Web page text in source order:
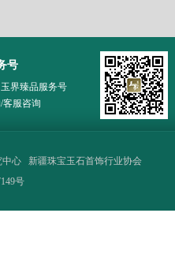
号
界臻品服务号
客服咨询
中心
新疆珠宝玉石首饰行业协会
号